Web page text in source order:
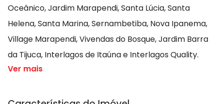
Oceânico, Jardim Marapendi, Santa Lúcia, Santa
Helena, Santa Marina, Sernambetiba, Nova Ipanema,
Village Marapendi, Vivendas do Bosque, Jardim Barra
da Tijuca, Interlagos de Itaúna e Interlagos Quality.
Ver mais